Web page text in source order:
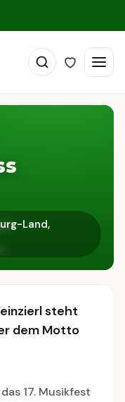
Land,
steht
dem Motto
17. Musikfest